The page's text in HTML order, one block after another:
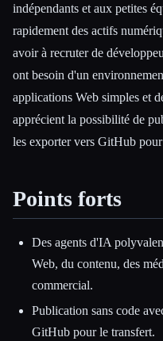
indépendants et aux petites
rapidement des actifs
avoir à recruter de
ont besoin d'un
applications Web simples et
apprécient la possibilité de
les exporter vers GitHub
Points forts
Des agents d'IA
Web, du contenu, des
commercial.
Publication sans code
GitHub pour le transfert.